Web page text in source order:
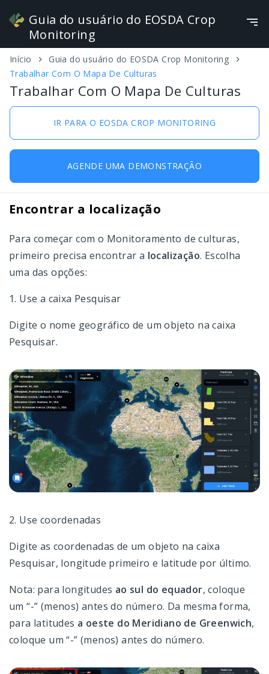
Guia do usuário do EOSDA Crop
Monitoring
Ferramentas Para Trabalhar Com Campos E
Trabalhar Com O Mapa De Culturas
Adicionar campo
Monitoramento
Clima
Tarefas de escoteiro
Visão Geral
Mapas VRA
Atividade de Campo
Gestor de Dados
Gestor De Campos
Gestão de Equipes
Configurações
Conta E Preço
Acesso Através De API
Português
Início
Guia do usuário do EOSDA Crop Monitoring
Trabalhar Com O Mapa De Culturas
Trabalhar Com O Mapa De Culturas
IR PARA O EOSDA CROP MONITORING
AGENDE UMA DEMONSTRAÇÃO
Encontrar a localização
Para começar com o Monitoramento de culturas,
primeiro precisa encontrar a localização. Escolha
uma das opções:
1. Use a caixa Pesquisar
Digite o nome geográfico de um objeto na caixa
Pesquisar.
2. Use coordenadas
Digite as coordenadas de um objeto na caixa
Pesquisar, longitude primeiro e latitude por último.
Nota: para longitudes ao sul do equador, coloque
um “-” (menos) antes do número. Da mesma forma,
para latitudes a oeste do Meridiano de Greenwich,
coloque um “-” (menos) antes do número.